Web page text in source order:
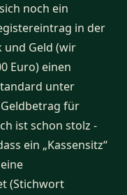
noch ein
in der
und Geld (wir
Euro) einen
unter
für
ist schon stolz -
ein „Kassensitz“
(Stichwort